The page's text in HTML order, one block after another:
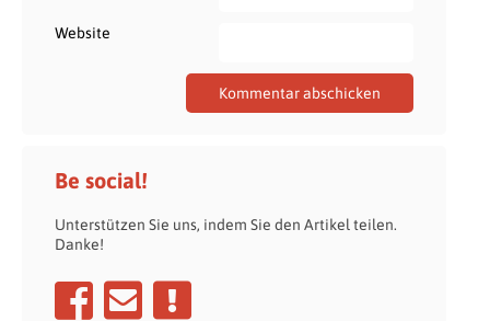
Website
Be social!
Unterstützen Sie uns, indem Sie den Artikel teilen.
Danke!